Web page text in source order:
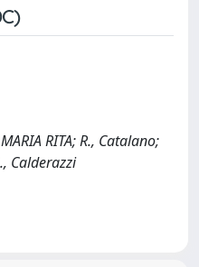
RITA; R., Catalano;
Calderazzi